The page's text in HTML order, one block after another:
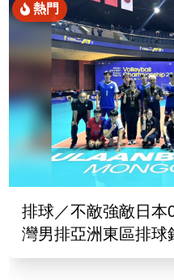
熱門
排球／不敵強敵日本
灣男排亞洲東區排球